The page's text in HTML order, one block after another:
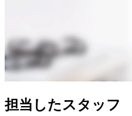
担当したスタッフ